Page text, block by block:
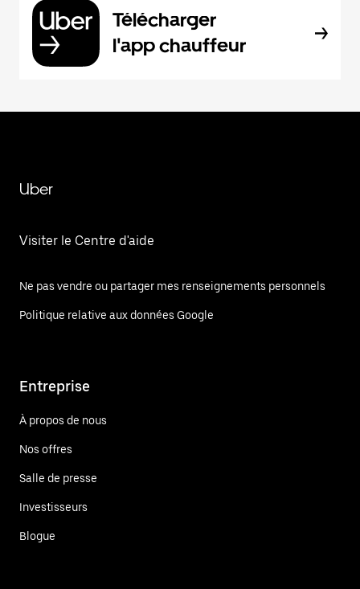
Télécharger
l'app chauffeur
Uber
Visiter le Centre d'aide
Ne pas vendre ou partager mes renseignements personnels
Politique relative aux données Google
Entreprise
À propos de nous
Nos offres
Salle de presse
Investisseurs
Blogue